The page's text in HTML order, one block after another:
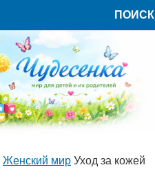
ПОИСК
Женский мир Уход за кожей